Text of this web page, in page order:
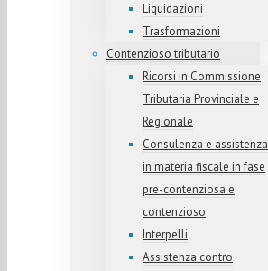
Liquidazioni
Trasformazioni
Contenzioso tributario
Ricorsi in Commissione
Tributaria Provinciale e
Regionale
Consulenza e assistenza
in materia fiscale in fase
pre-contenziosa e
contenzioso
Interpelli
Assistenza contro